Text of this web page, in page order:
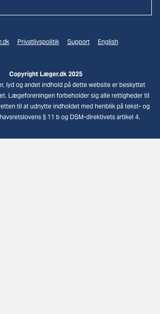
Privatlivspolitik Support English
Copyright Læger.dk 2025
lyd og andet indhold på dette website er beskyttet
Lægeforeningen forbeholder sig alle rettigheder til
til at udnytte indholdet med henblik på tekst- og
§ 11 b og DSM-direktivets artikel 4.